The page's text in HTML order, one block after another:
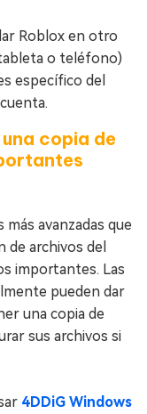
Roblox en otro
o teléfono)
específico del
copia de
avanzadas que
de archivos del
importantes. Las
pueden dar
una copia de
sus archivos si
4DDiG Windows